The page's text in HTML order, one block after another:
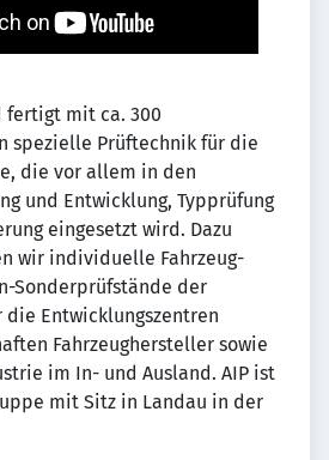
fertigt mit ca. 300
spezielle Prüftechnik für die
die vor allem in den
und Entwicklung, Typprüfung
eingesetzt wird. Dazu
wir individuelle Fahrzeug-
Sonderprüfstände der
die Entwicklungszentren
Fahrzeughersteller sowie
im In- und Ausland. AIP ist
mit Sitz in Landau in der